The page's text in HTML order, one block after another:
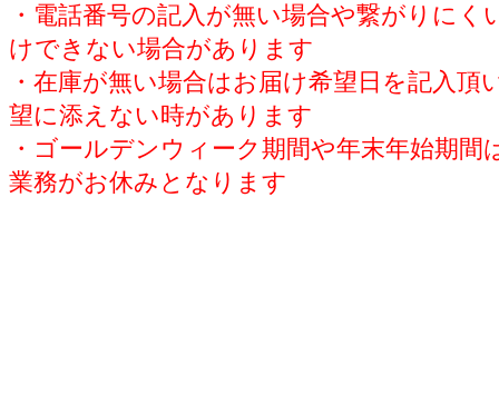
・電話番号の記入が無い場合や繋がりにく
けできない場合があります
・在庫が無い場合はお届け希望日を記入頂
望に添えない時があります
・ゴールデンウィーク期間や年末年始期間
業務がお休みとなります